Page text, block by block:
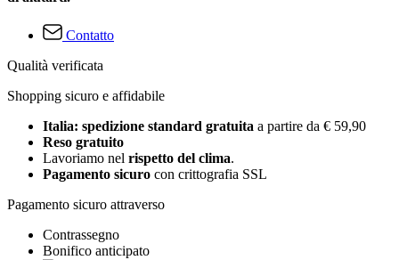
Contatto
Qualità verificata
Shopping sicuro e affidabile
Italia: spedizione standard gratuita a partire da € 59,90
Reso gratuito
Lavoriamo nel rispetto del clima.
Pagamento sicuro con crittografia SSL
Pagamento sicuro attraverso
Contrassegno
Bonifico anticipato